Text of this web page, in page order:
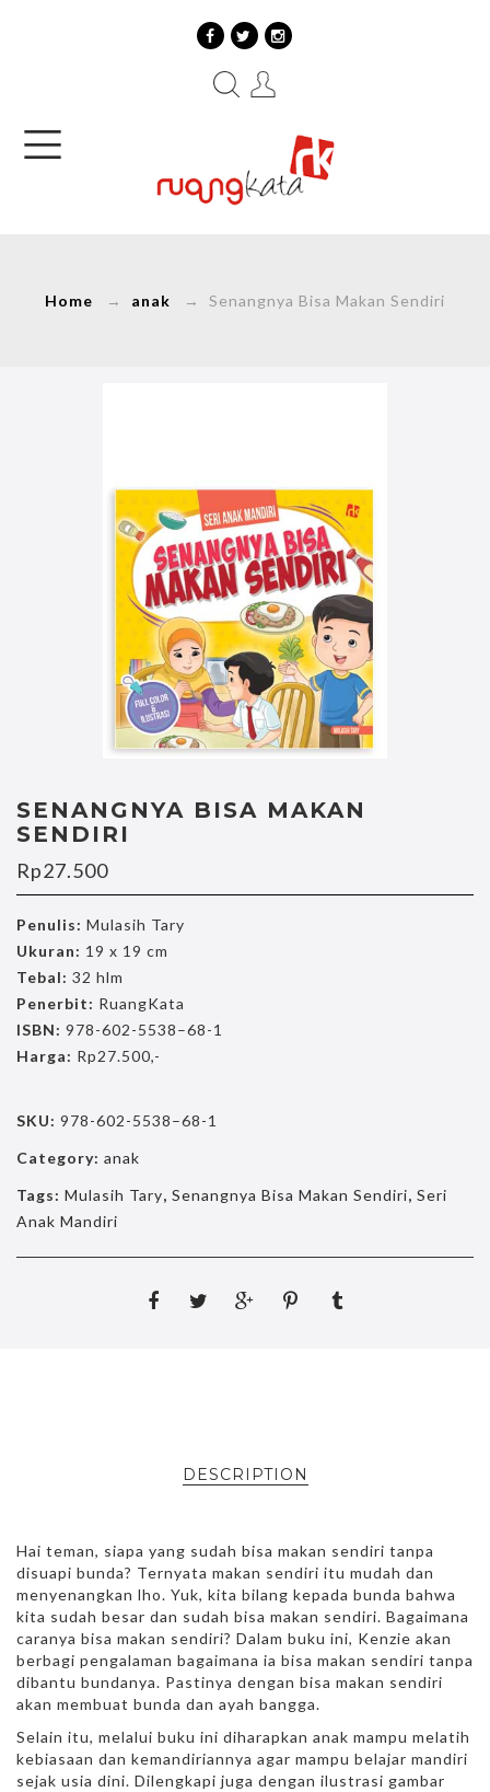
Home → anak → Senangnya Bisa Makan Sendiri
SENANGNYA BISA MAKAN
SENDIRI
Rp27.500
Penulis: Mulasih Tary
Ukuran: 19 x 19 cm
Tebal: 32 hlm
Penerbit: RuangKata
ISBN: 978-602-5538–68-1
Harga: Rp27.500,-
SKU: 978-602-5538–68-1
Category: anak
Tags: Mulasih Tary, Senangnya Bisa Makan Sendiri, Seri
Anak Mandiri
DESCRIPTION
Hai teman, siapa yang sudah bisa makan sendiri tanpa
disuapi bunda? Ternyata makan sendiri itu mudah dan
menyenangkan lho. Yuk, kita bilang kepada bunda bahwa
kita sudah besar dan sudah bisa makan sendiri. Bagaimana
caranya bisa makan sendiri? Dalam buku ini, Kenzie akan
berbagi pengalaman bagaimana ia bisa makan sendiri tanpa
dibantu bundanya. Pastinya dengan bisa makan sendiri
akan membuat bunda dan ayah bangga.
Selain itu, melalui buku ini diharapkan anak mampu melatih
kebiasaan dan kemandiriannya agar mampu belajar mandiri
sejak usia dini. Dilengkapi juga dengan ilustrasi gambar